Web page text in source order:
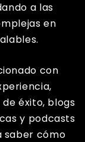
a las
en
con
éxito, blogs
y podcasts
saber cómo